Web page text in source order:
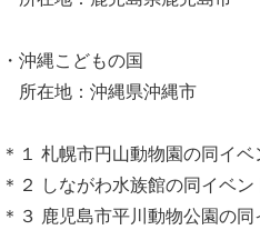
・沖縄こどもの国
所在地：沖縄県沖縄市
＊１ 札幌市円山動物園の同イ
＊２ しながわ水族館の同イベ
＊３ 鹿児島市平川動物公園の